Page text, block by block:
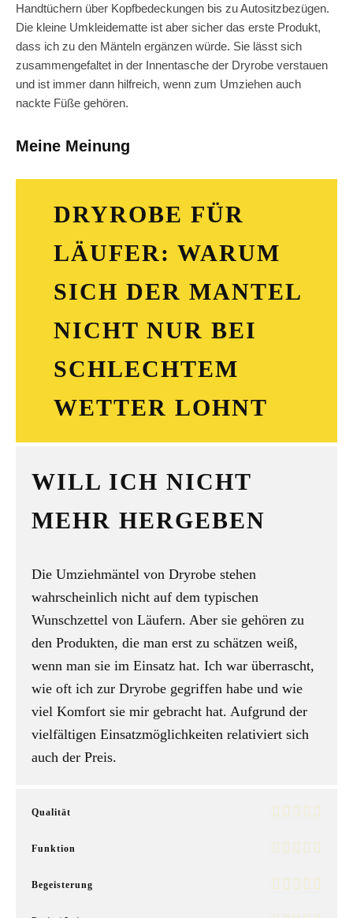
Handtüchern über Kopfbedeckungen bis zu Autositzbezügen.
Die kleine Umkleidematte ist aber sicher das erste Produkt,
dass ich zu den Mänteln ergänzen würde. Sie lässt sich
zusammengefaltet in der Innentasche der Dryrobe verstauen
und ist immer dann hilfreich, wenn zum Umziehen auch
nackte Füße gehören.
Meine Meinung
DRYROBE FÜR
LÄUFER: WARUM
SICH DER MANTEL
NICHT NUR BEI
SCHLECHTEM
WETTER LOHNT
WILL ICH NICHT
MEHR HERGEBEN
Die Umziehmäntel von Dryrobe stehen
wahrscheinlich nicht auf dem typischen
Wunschzettel von Läufern. Aber sie gehören zu
den Produkten, die man erst zu schätzen weiß,
wenn man sie im Einsatz hat. Ich war überrascht,
wie oft ich zur Dryrobe gegriffen habe und wie
viel Komfort sie mir gebracht hat. Aufgrund der
vielfältigen Einsatzmöglichkeiten relativiert sich
auch der Preis.
Qualität
Funktion
Begeisterung